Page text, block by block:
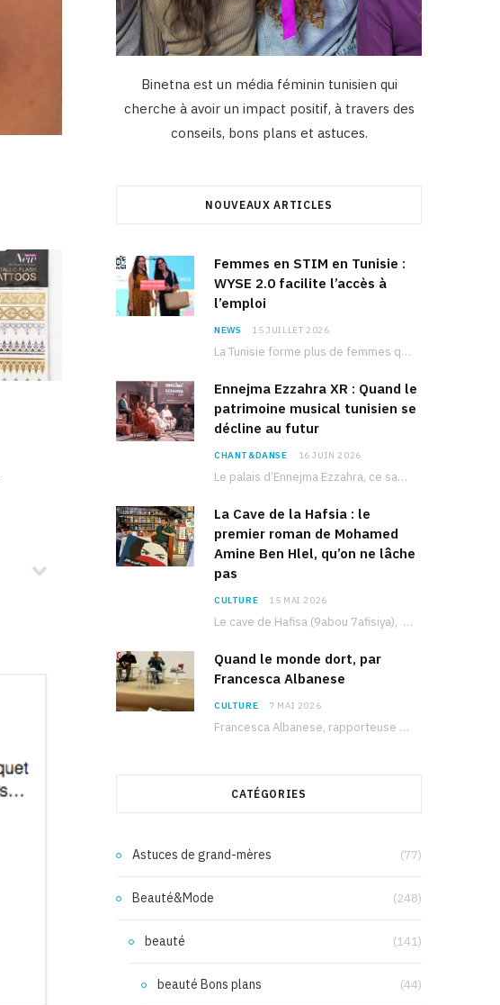
Binetna est un média féminin tunisien qui
cherche à avoir un impact positif, à travers des
conseils, bons plans et astuces.
NOUVEAUX ARTICLES
Femmes en STIM en Tunisie :
WYSE 2.0 facilite l’accès à
l’emploi
NEWS 15 JUILLET 2026
La Tunisie forme plus de femmes que d’hommes dans les filières scientifiques. Pourtant, pour beaucoup…
Ennejma Ezzahra XR : Quand le
patrimoine musical tunisien se
décline au futur
CHANT&DANSE 16 JUIN 2026
Le palais d’Ennejma Ezzahra, ce sanctuaire de la musique tunisienne et méditerranéenne construit par le…
La Cave de la Hafsia : le
premier roman de Mohamed
Amine Ben Hlel, qu’on ne lâche
pas
CULTURE 15 MAI 2026
Le cave de Hafisa (9abou 7afisiya), premier roman du journaliste tunisien Mohamed Amine Ben Hlel,…
Quand le monde dort, par
Francesca Albanese
CULTURE 7 MAI 2026
Francesca Albanese, rapporteuse spéciale de l’ONU sur les territoires palestiniens occupés, était à Tunis pour…
CATÉGORIES
Astuces de grand-mères (77)
Beauté&Mode (248)
beauté (141)
beauté Bons plans (44)